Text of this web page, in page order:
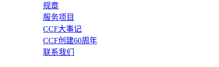
规章
服务项目
CCF大事记
CCF创建60周年
联系我们